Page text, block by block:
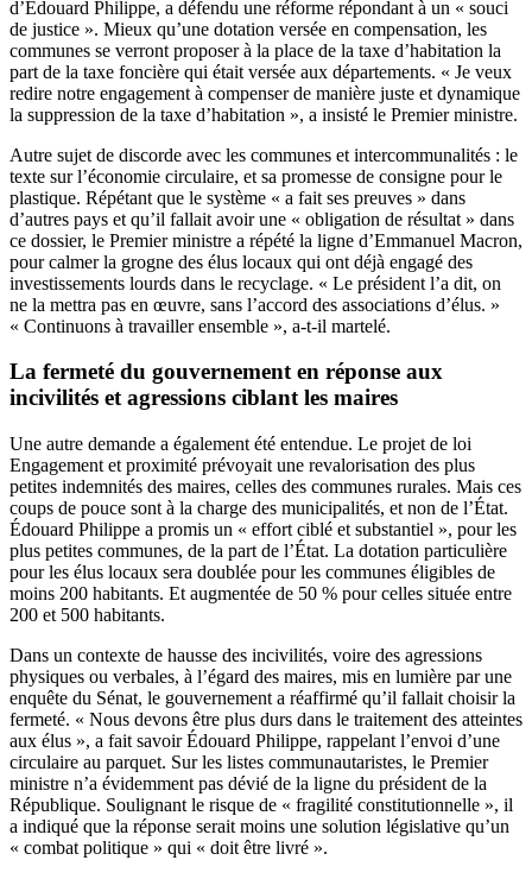
d’Édouard Philippe, a défendu une réforme répondant à un « souci
de justice ». Mieux qu’une dotation versée en compensation, les
communes se verront proposer à la place de la taxe d’habitation la
part de la taxe foncière qui était versée aux départements. « Je veux
redire notre engagement à compenser de manière juste et dynamique
la suppression de la taxe d’habitation », a insisté le Premier ministre.
Autre sujet de discorde avec les communes et intercommunalités : le
texte sur l’économie circulaire, et sa promesse de consigne pour le
plastique. Répétant que le système « a fait ses preuves » dans
d’autres pays et qu’il fallait avoir une « obligation de résultat » dans
ce dossier, le Premier ministre a répété la ligne d’Emmanuel Macron,
pour calmer la grogne des élus locaux qui ont déjà engagé des
investissements lourds dans le recyclage. « Le président l’a dit, on
ne la mettra pas en œuvre, sans l’accord des associations d’élus. »
« Continuons à travailler ensemble », a-t-il martelé.
La fermeté du gouvernement en réponse aux
incivilités et agressions ciblant les maires
Une autre demande a également été entendue. Le projet de loi
Engagement et proximité prévoyait une revalorisation des plus
petites indemnités des maires, celles des communes rurales. Mais ces
coups de pouce sont à la charge des municipalités, et non de l’État.
Édouard Philippe a promis un « effort ciblé et substantiel », pour les
plus petites communes, de la part de l’État. La dotation particulière
pour les élus locaux sera doublée pour les communes éligibles de
moins 200 habitants. Et augmentée de 50 % pour celles située entre
200 et 500 habitants.
Dans un contexte de hausse des incivilités, voire des agressions
physiques ou verbales, à l’égard des maires, mis en lumière par une
enquête du Sénat, le gouvernement a réaffirmé qu’il fallait choisir la
fermeté. « Nous devons être plus durs dans le traitement des atteintes
aux élus », a fait savoir Édouard Philippe, rappelant l’envoi d’une
circulaire au parquet. Sur les listes communautaristes, le Premier
ministre n’a évidemment pas dévié de la ligne du président de la
République. Soulignant le risque de « fragilité constitutionnelle », il
a indiqué que la réponse serait moins une solution législative qu’un
« combat politique » qui « doit être livré ».